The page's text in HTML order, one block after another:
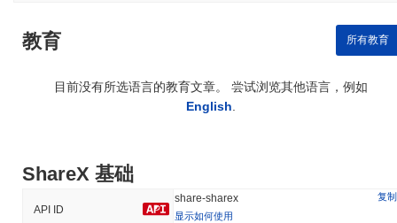
教育 所有教育
目前没有所选语言的教育文章。 尝试浏览其他语言，例如
English
ShareX 基础
API ID
share-sharex
复制
显示如何使用